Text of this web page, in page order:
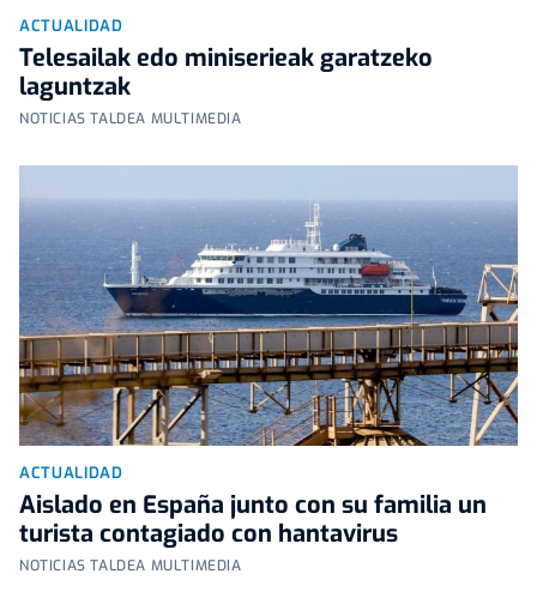
ACTUALIDAD
Telesailak edo miniserieak garatzeko
laguntzak
NOTICIAS TALDEA MULTIMEDIA
ACTUALIDAD
Aislado en España junto con su familia un
turista contagiado con hantavirus
NOTICIAS TALDEA MULTIMEDIA